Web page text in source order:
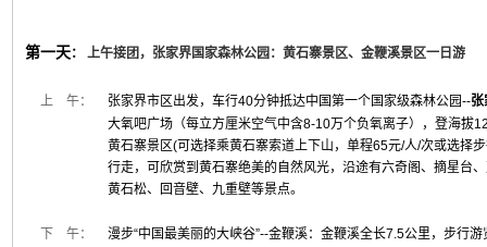
第一天： 上午接团，张家界国家森林公园：黄石寨景区、金鞭溪景区一日游
上 午： 张家界市区出发，车行40分钟抵达中国第一个国家级森林公园--
大氧吧广场（每立方厘米空气中含8-10万个负氧离子），登海拔
黄石寨景区(可选择乘黄石寨索道上下山，单程65元/人/次或选择
行走，可欣赏到黄石寨绝美的自然风光，沿途有六奇阁、摘星台
黄石松、回音壁、九重壁等景点。
下 午：
漫步“中国最美丽的大峡谷”--金鞭溪：金鞭溪全长7.5公里，步行